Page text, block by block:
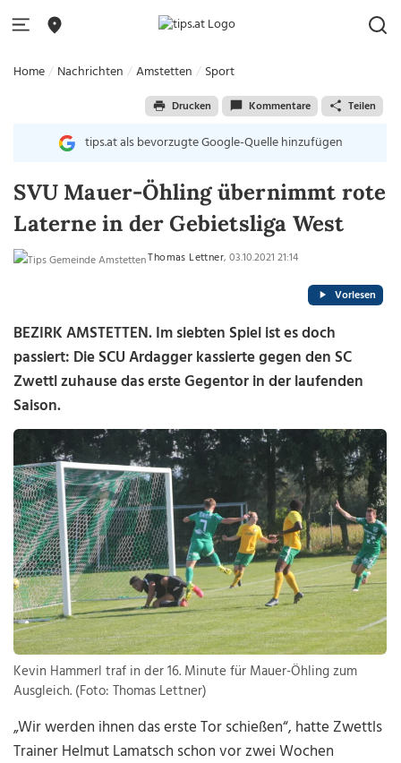
Home Nachrichten Amstetten Sport
Drucken Kommentare Teilen
tips.at als bevorzugte Google-Quelle hinzufügen
SVU Mauer-Öhling übernimmt rote
Laterne in der Gebietsliga West
Thomas Lettner, 03.10.2021 21:14
Vorlesen
BEZIRK AMSTETTEN. Im siebten Spiel ist es doch
passiert: Die SCU Ardagger kassierte gegen den SC
Zwettl zuhause das erste Gegentor in der laufenden
Saison.
Kevin Hammerl traf in der 16. Minute für Mauer-Öhling zum
Ausgleich. (Foto: Thomas Lettner)
„Wir werden ihnen das erste Tor schießen“, hatte Zwettls
Trainer Helmut Lamatsch schon vor zwei Wochen